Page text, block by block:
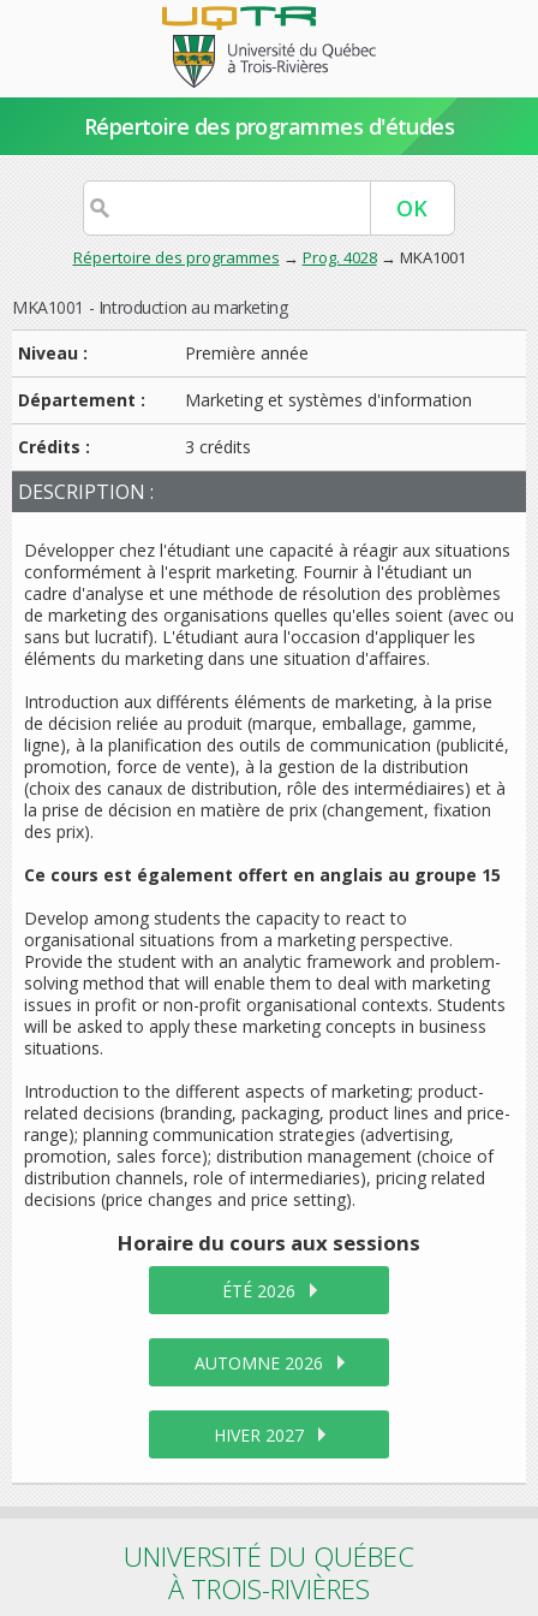
Répertoire des programmes d'études
Répertoire des programmes → Prog. 4028→ MKA1001
MKA1001 - Introduction au marketing
Niveau :
Première année
Département : Marketing et systèmes d'information
Crédits : 3 crédits
DESCRIPTION :
Développer chez l'étudiant une capacité à réagir aux situations
conformément à l'esprit marketing. Fournir à l'étudiant un
cadre d'analyse et une méthode de résolution des problèmes
de marketing des organisations quelles qu'elles soient (avec ou
sans but lucratif). L'étudiant aura l'occasion d'appliquer les
éléments du marketing dans une situation d'affaires.
Introduction aux différents éléments de marketing, à la prise
de décision reliée au produit (marque, emballage, gamme,
ligne), à la planification des outils de communication (publicité,
promotion, force de vente), à la gestion de la distribution
(choix des canaux de distribution, rôle des intermédiaires) et à
la prise de décision en matière de prix (changement, fixation
des prix).
Ce cours est également offert en anglais au groupe 15
Develop among students the capacity to react to
organisational situations from a marketing perspective.
Provide the student with an analytic framework and problem-
solving method that will enable them to deal with marketing
issues in profit or non-profit organisational contexts. Students
will be asked to apply these marketing concepts in business
situations.
Introduction to the different aspects of marketing; product-
related decisions (branding, packaging, product lines and price-
range); planning communication strategies (advertising,
promotion, sales force); distribution management (choice of
distribution channels, role of intermediaries), pricing related
decisions (price changes and price setting).
Horaire du cours aux sessions
ÉTÉ 2026
AUTOMNE 2026
HIVER 2027
UNIVERSITÉ DU QUÉBEC
À TROIS-RIVIÈRES